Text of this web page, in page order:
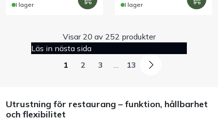
I lager
I lager
Visar 20 av 252 produkter
Läs in nästa sida
1
2 3 … 13
Utrustning för restaurang – funktion, hållbarhet
och flexibilitet